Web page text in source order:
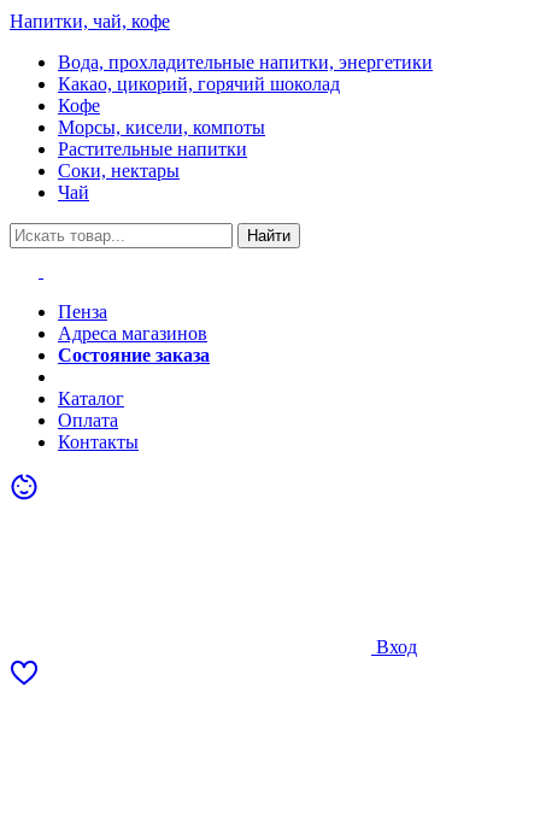
Напитки, чай, кофе
Вода, прохладительные напитки, энергетики
Какао, цикорий, горячий шоколад
Кофе
Морсы, кисели, компоты
Растительные напитки
Соки, нектары
Чай
Найти
Пенза
Адреса магазинов
Состояние заказа
Каталог
Оплата
Контакты
Вход